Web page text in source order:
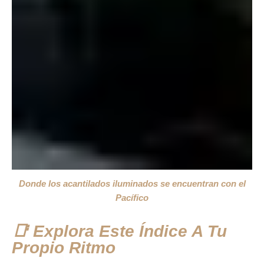
📑 Explora Este Índice A Tu
Propio Ritmo
Donde los acantilados iluminados se encuentran con el
Pacífico